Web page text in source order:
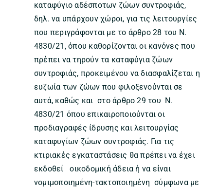
καταφύγιο αδέσποτων ζώων συντροφιάς,
δηλ. να υπάρχουν χώροι, για τις λειτουργίες
που περιγράφονται με το άρθρο 28 του Ν.
4830/21, όπου καθορίζονται οι κανόνες που
πρέπει να τηρούν τα καταφύγια ζώων
συντροφιάς, προκειμένου να διασφαλίζεται η
ευζωία των ζώων που φιλοξενούνται σε
αυτά, καθώς και στο άρθρο 29 του Ν.
4830/21 όπου επικαιροποιούνται οι
προδιαγραφές ίδρυσης και λειτουργίας
καταφυγίων ζώων συντροφιάς. Για τις
κτιριακές εγκαταστάσεις θα πρέπει να έχει
εκδοθεί οικοδομική άδεια ή να είναι
νομιμοποιημένη-τακτοποιημένη σύμφωνα με